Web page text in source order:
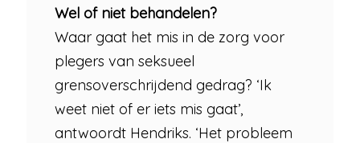
Wel of niet behandelen?
Waar gaat het mis in de zorg voor
plegers van seksueel
grensoverschrijdend gedrag? ‘Ik
weet niet of er iets mis gaat’,
antwoordt Hendriks. ‘Het probleem